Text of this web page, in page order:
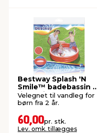
Bestway Splash 'N
Smile™ badebassin 3
ringe Ø122 cm
Velegnet til vandleg for
børn fra 2 år.
60,00pr. stk.
Lev. omk. tillægges